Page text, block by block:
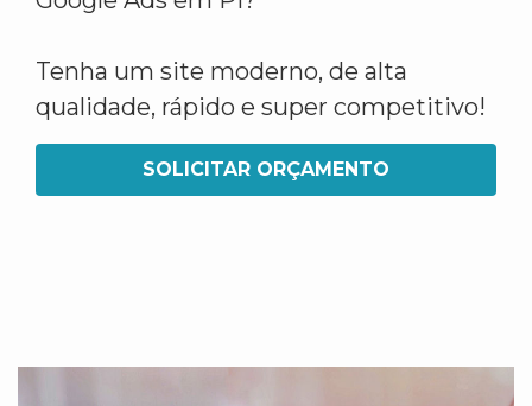
Tenha um site moderno, de alta
qualidade, rápido e super competitivo!
SOLICITAR ORÇAMENTO